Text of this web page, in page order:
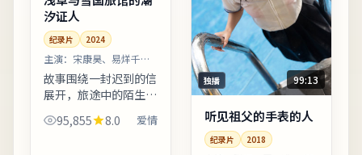
汐证人
纪录片 2024
主演： 宋康昊、易烊千玺
等
故事围绕一封迟到的信
展开，旅途中的陌生人
逐一走入主线。配乐以
低频弦乐打底，高潮段
95,855 8.0 爱情
独播 99:13
听见祖父的手表的人
纪录片 2018